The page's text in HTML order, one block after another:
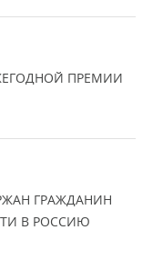
ПРЕМИИ
ГРАЖДАНИН
В РОССИЮ